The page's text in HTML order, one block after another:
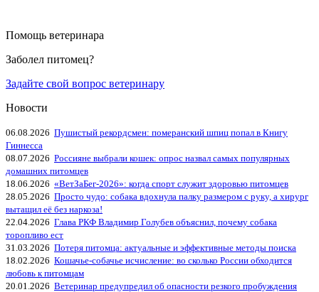
Помощь ветеринара
Заболел питомец?
Задайте свой вопрос ветеринару
Новости
06.08.2026 Пушистый рекордсмен: померанский шпиц попал в Книгу
Гиннесса
08.07.2026 Россияне выбрали кошек: опрос назвал самых популярных
домашних питомцев
18.06.2026 «ВетЗаБег‑2026»: когда спорт служит здоровью питомцев
28.05.2026 Просто чудо: собака вдохнула палку размером с руку, а хирург
вытащил её без наркоза!
22.04.2026 Глава РКФ Владимир Голубев объяснил, почему собака
торопливо ест
31.03.2026 Потеря питомца: актуальные и эффективные методы поиска
18.02.2026 Кошачье-собачье исчисление: во сколько России обходится
любовь к питомцам
20.01.2026 Ветеринар предупредил об опасности резкого пробуждения